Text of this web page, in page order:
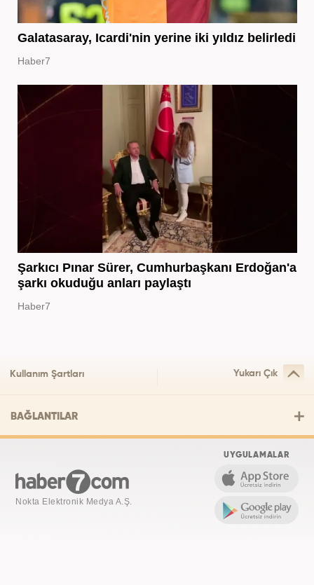
Galatasaray, Icardi'nin yerine iki yıldız belirledi
Haber7
Şarkıcı Pınar Sürer, Cumhurbaşkanı Erdoğan'a
şarkı okuduğu anları paylaştı
Haber7
Kullanım Şartları Yukarı Çık
BAĞLANTILAR
Nokta Elektronik Medya A.Ş.
UYGULAMALAR